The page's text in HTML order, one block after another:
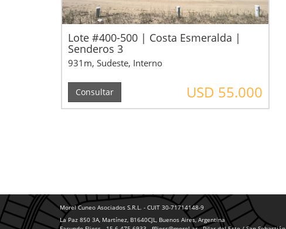
Lote #400-500 | Costa Esmeralda |
Senderos 3
931m, Sudeste, Interno
Consultar USD 55.000
Morel Cuneo Asociados S.R.L. - CUIT 30-71714148-9
La Paz 850 3A, Martínez, B1640CJL, Buenos Aires, Argentina